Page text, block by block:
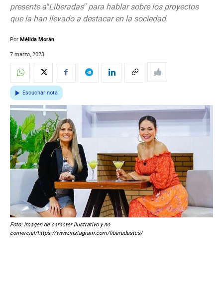
presente a“Liberadas” para hablar sobre los proyectos
que la han llevado a destacar en la sociedad.
Por Mélida Morán
7 marzo, 2023
Escuchar nota
Foto: Imagen de carácter ilustrativo y no
comercial/https://www.instagram.com/liberadastcs/